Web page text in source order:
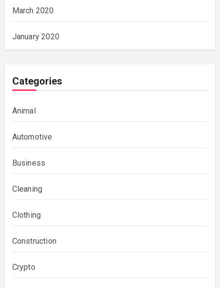
March 2020
January 2020
Categories
Animal
Automotive
Business
Cleaning
Clothing
Construction
Crypto